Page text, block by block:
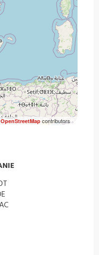
OpenStreetMapcontributors